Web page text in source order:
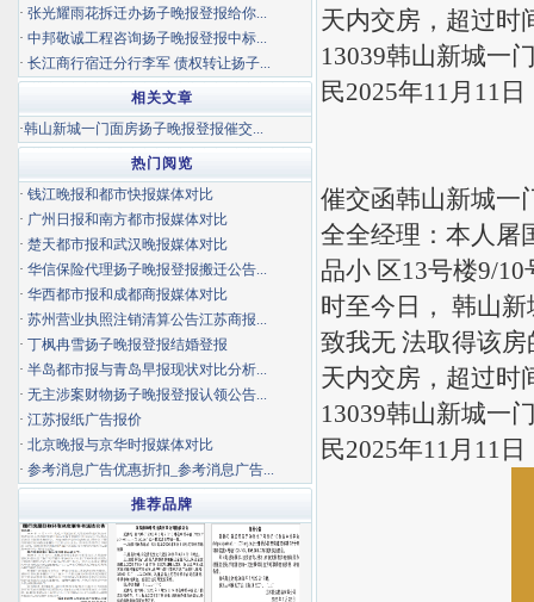
天内交房，超过时
13039韩山新城一
民2025年11月11日
催交函韩山新城一
全全经理：本人屠
品小 区13号楼9/
时至今日， 韩山新
致我无 法取得该
天内交房，超过时
13039韩山新城一
民2025年11月11日
· 张光耀雨花拆迁办扬子晚报登报给你...
· 中邦敬诚工程咨询扬子晚报登报中标...
· 长江商行宿迁分行李军 债权转让扬子...
相关文章
·韩山新城一门面房扬子晚报登报催交...
热门阅览
· 钱江晚报和都市快报媒体对比
· 广州日报和南方都市报媒体对比
· 楚天都市报和武汉晚报媒体对比
· 华信保险代理扬子晚报登报搬迁公告...
· 华西都市报和成都商报媒体对比
· 苏州营业执照注销清算公告江苏商报...
· 丁枫冉雪扬子晚报登报结婚登报
· 半岛都市报与青岛早报现状对比分析...
· 无主涉案财物扬子晚报登报认领公告...
· 江苏报纸广告报价
· 北京晚报与京华时报媒体对比
· 参考消息广告优惠折扣_参考消息广告...
推荐品牌